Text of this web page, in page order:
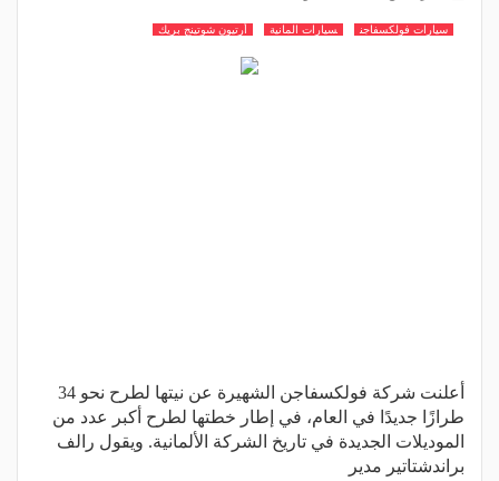
سيارات فولكسفاجن سيارات المانية أرتيون شوتينج بريك
أعلنت شركة فولكسفاجن الشهيرة عن نيتها لطرح نحو 34
طرازًا جديدًا في العام، في إطار خطتها لطرح أكبر عدد من
الموديلات الجديدة في تاريخ الشركة الألمانية. ويقول رالف
براندشتاتير مدير